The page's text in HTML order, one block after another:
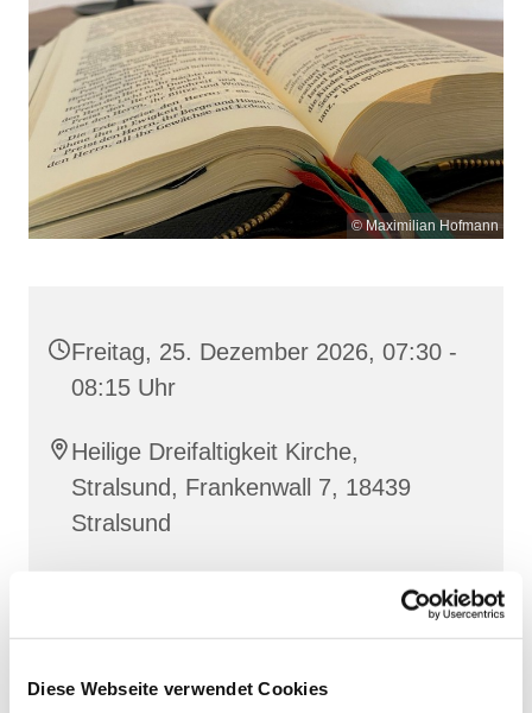
Diese Webseite verwendet Cookies
© Maximilian Hofmann
Freitag, 25. Dezember 2026, 07:30 -
08:15 Uhr
Heilige Dreifaltigkeit Kirche,
Stralsund, Frankenwall 7, 18439
Stralsund
Lesehore
und die Laudes
. Dazu hören wir das